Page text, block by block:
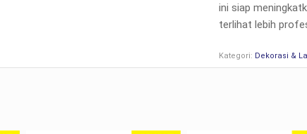
ini siap
terlihat lebih
Kategori: Dekorasi &